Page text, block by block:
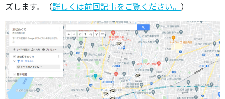
ズします。（詳しくは前回記事をご覧ください。 ）